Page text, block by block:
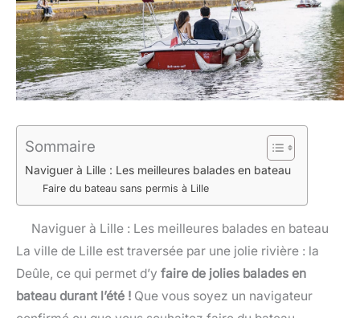
Sommaire
Naviguer à Lille : Les meilleures balades en bateau
Faire du bateau sans permis à Lille
Naviguer à Lille : Les meilleures balades en bateau
La ville de Lille est traversée par une jolie rivière : la
Deûle, ce qui permet d’y faire de jolies balades en
bateau durant l’été ! Que vous soyez un navigateur